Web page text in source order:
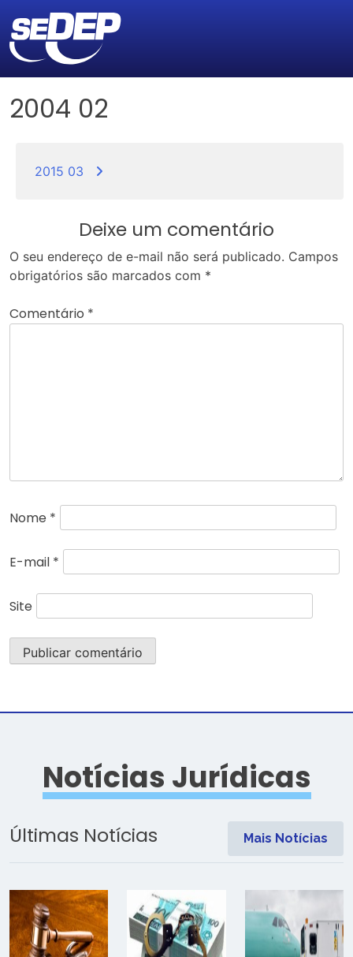
2004 02
2015 03
Deixe um comentário
O seu endereço de e-mail não será publicado. Campos
obrigatórios são marcados com *
Comentário *
Nome *
E-mail *
Site
Notícias Jurídicas
Últimas Notícias Mais Notícias